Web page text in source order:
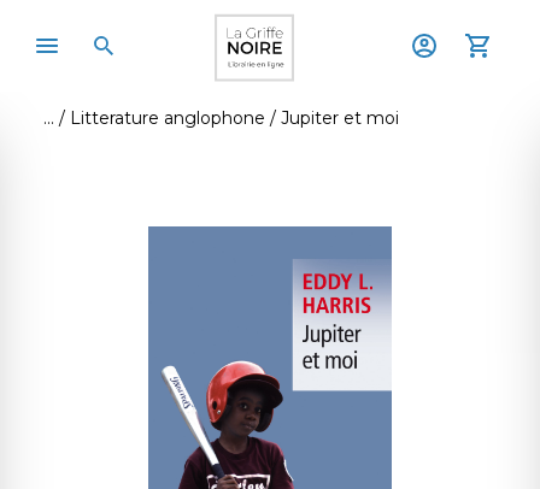
Litterature anglophone Jupiter et moi